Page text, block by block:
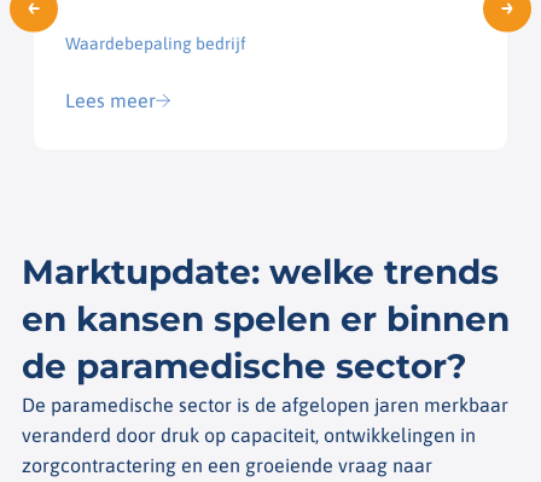
Waardebepaling bedrijf​
Lees meer
Marktupdate: welke trends
en kansen spelen er binnen
de paramedische sector?
De paramedische sector is de afgelopen jaren merkbaar
veranderd door druk op capaciteit, ontwikkelingen in
zorgcontractering en een groeiende vraag naar